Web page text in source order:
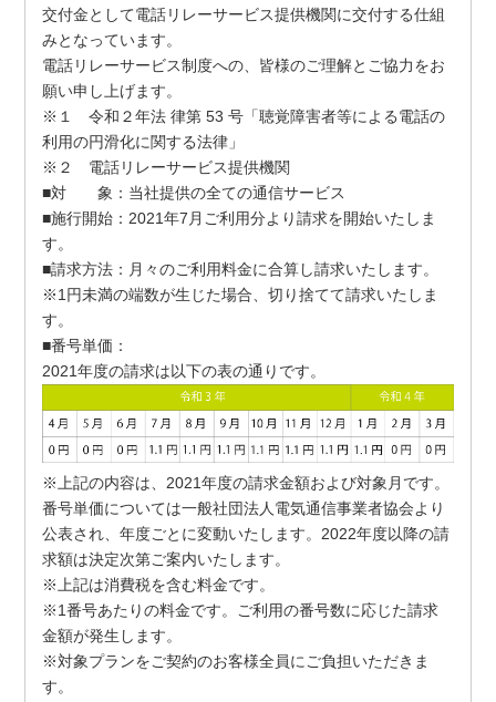
交付金として電話リレーサービス提供機関に交付する仕組
みとなっています。
電話リレーサービス制度への、皆様のご理解とご協力をお
願い申し上げます。
※１ 令和２年法 律第 53 号「聴覚障害者等による電話の
利用の円滑化に関する法律」
※２ 電話リレーサービス提供機関
■対 象：当社提供の全ての通信サービス
■施行開始：2021年7月ご利用分より請求を開始いたしま
す。
■請求方法：月々のご利用料金に合算し請求いたします。
※1円未満の端数が生じた場合、切り捨てて請求いたしま
す。
■番号単価：
2021年度の請求は以下の表の通りです。
※上記の内容は、2021年度の請求金額および対象月です。
番号単価については一般社団法人電気通信事業者協会より
公表され、年度ごとに変動いたします。2022年度以降の請
求額は決定次第ご案内いたします。
※上記は消費税を含む料金です。
※1番号あたりの料金です。ご利用の番号数に応じた請求
金額が発生します。
※対象プランをご契約のお客様全員にご負担いただきま
す。